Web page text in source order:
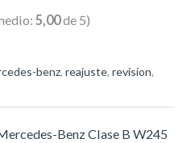
5,00de 5)
benz, reajuste, revision,
Benz Clase B W245